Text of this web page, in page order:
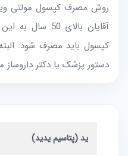
روش مصرف کپسول مولتی
آقایان بالای
کپسول باید مصرف شود.
دستور پزشک یا دکتر
ید (پتاسیم یدید)